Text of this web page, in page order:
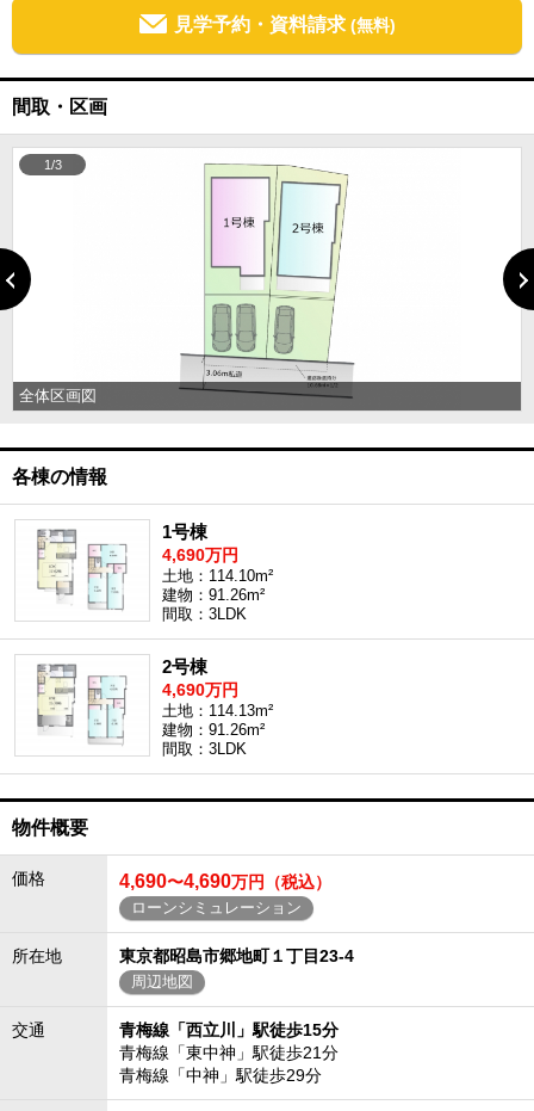
見学予約・資料請求 (無料)
間取・区画
全体区画図
1/3
各棟の情報
1号棟
4,690万円
土地：114.10m²
建物：91.26m²
間取：3LDK
2号棟
4,690万円
土地：114.13m²
建物：91.26m²
間取：3LDK
物件概要
価格 4,690〜4,690万円（税込）
ローンシミュレーション
所在地 東京都昭島市郷地町１丁目23-4
周辺地図
交通
青梅線「西立川」駅徒歩15分
青梅線「東中神」駅徒歩21分
青梅線「中神」駅徒歩29分